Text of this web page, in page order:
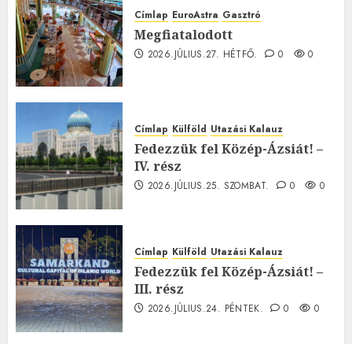
Címlap EuroAstra Gasztró
Megfiatalodott
2026.JÚLIUS.27. HÉTFŐ. 0 0
Címlap Külföld Utazási Kalauz
Fedezzük fel Közép-Ázsiát! –
IV. rész
2026.JÚLIUS.25. SZOMBAT. 0 0
Címlap Külföld Utazási Kalauz
Fedezzük fel Közép-Ázsiát! –
III. rész
2026.JÚLIUS.24. PÉNTEK. 0 0